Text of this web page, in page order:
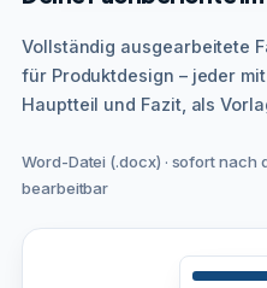
Vollständig ausgearbeitete
für Produktdesign – jeder
Hauptteil und Fazit, als
Word-Datei (.docx) · sofort nach
bearbeitbar